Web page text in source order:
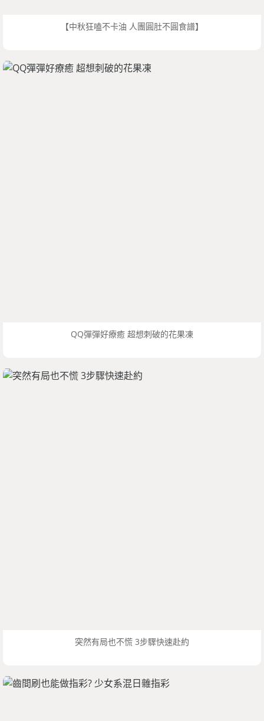
【中秋狂嗑不卡油 人團圓肚不圓食譜】
QQ彈彈好療癒 超想刺破的花果凍
突然有局也不慌 3步驟快速赴約